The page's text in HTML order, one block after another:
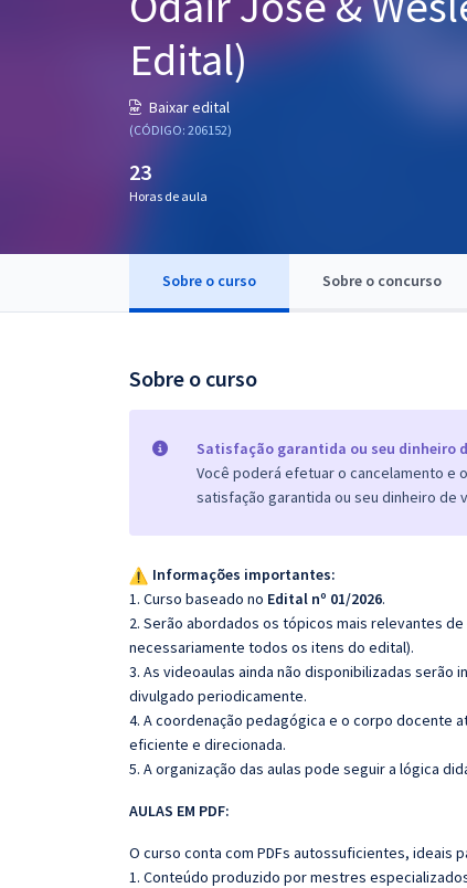
Conteúdo gratuito
Blog
Edital)
Baixar edital
(CÓDIGO: 206152)
23
Horas de aula
Sobre o curso Sobre o concurso
Sobre o curso
Satisfação garantida ou seu dinheiro
Você poderá efetuar o cancelamento e
satisfação garantida ou seu dinheiro de
Informações importantes:
1. Curso baseado no Edital nº 01/2026.
2. Serão abordados os tópicos mais relevantes
necessariamente todos os itens do edital).
3. As videoaulas ainda não disponibilizadas
divulgado periodicamente.
4. A coordenação pedagógica e o corpo docente
eficiente e direcionada.
5. A organização das aulas pode seguir a lógica
AULAS EM PDF:
O curso conta com PDFs autossuficientes, ideais
1. Conteúdo produzido por mestres